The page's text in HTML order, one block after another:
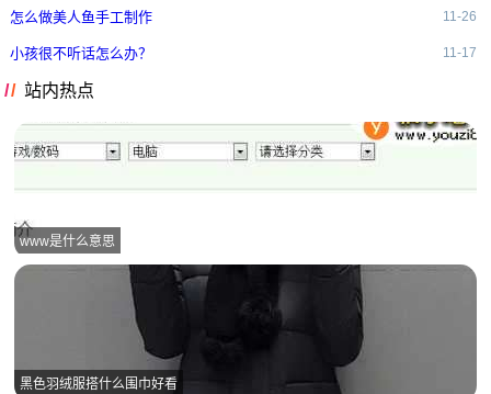
怎么做美人鱼手工制作 11-26
小孩很不听话怎么办？ 11-17
站内热点
www是什么意思
黑色羽绒服搭什么围巾好看